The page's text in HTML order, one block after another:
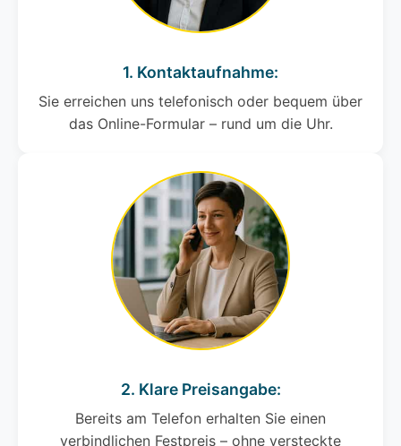
1. Kontaktaufnahme:
Sie erreichen uns telefonisch oder bequem über
das Online-Formular – rund um die Uhr.
2. Klare Preisangabe:
Bereits am Telefon erhalten Sie einen
verbindlichen Festpreis – ohne versteckte